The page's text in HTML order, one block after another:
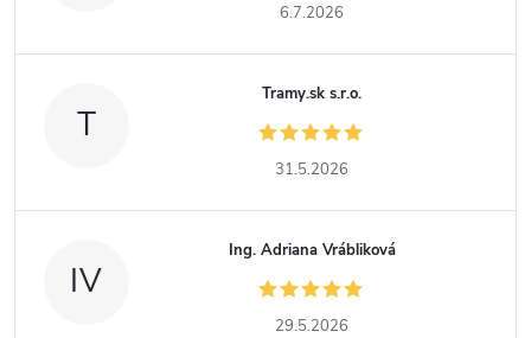
6.7.2026
T
Tramy.sk s.r.o.
31.5.2026
IV
Ing. Adriana Vrábliková
29.5.2026